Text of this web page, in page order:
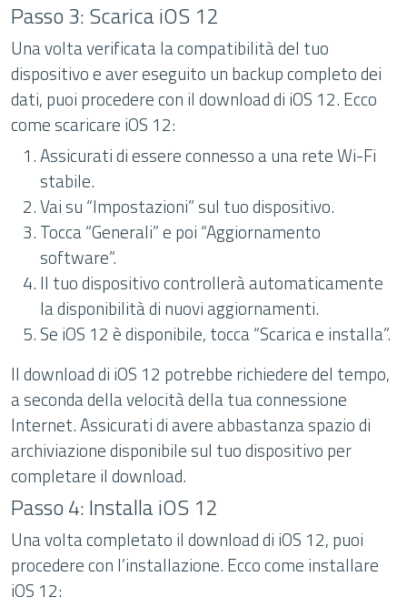
Passo 3: Scarica iOS 12
Una volta verificata la compatibilità del tuo
dispositivo e aver eseguito un backup completo dei
dati, puoi procedere con il download di iOS 12. Ecco
come scaricare iOS 12:
Assicurati di essere connesso a una rete Wi-Fi
stabile.
Vai su “Impostazioni” sul tuo dispositivo.
Tocca “Generali” e poi “Aggiornamento
software”.
Il tuo dispositivo controllerà automaticamente
la disponibilità di nuovi aggiornamenti.
Se iOS 12 è disponibile, tocca “Scarica e installa”.
Il download di iOS 12 potrebbe richiedere del tempo,
a seconda della velocità della tua connessione
Internet. Assicurati di avere abbastanza spazio di
archiviazione disponibile sul tuo dispositivo per
completare il download.
Passo 4: Installa iOS 12
Una volta completato il download di iOS 12, puoi
procedere con l’installazione. Ecco come installare
iOS 12: